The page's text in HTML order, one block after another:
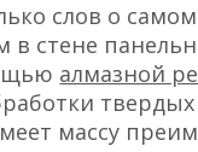
слов о
в стене
алмазной
твердых
массу